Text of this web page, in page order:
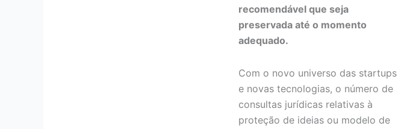
recomendável que seja
preservada até o momento
adequado.
Com o novo universo das startups
e novas tecnologias, o número de
consultas jurídicas relativas à
proteção de ideias ou modelo de